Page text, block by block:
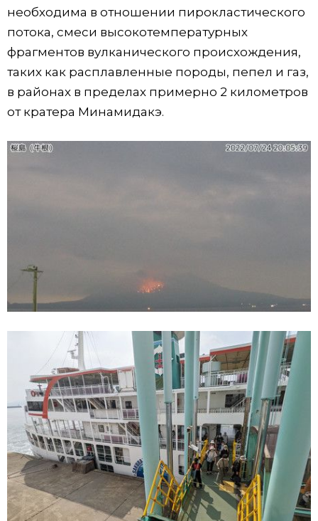
необходима в отношении пирокластического
потока, смеси высокотемпературных
фрагментов вулканического происхождения,
таких как расплавленные породы, пепел и газ,
в районах в пределах примерно 2 километров
от кратера Минамидакэ.